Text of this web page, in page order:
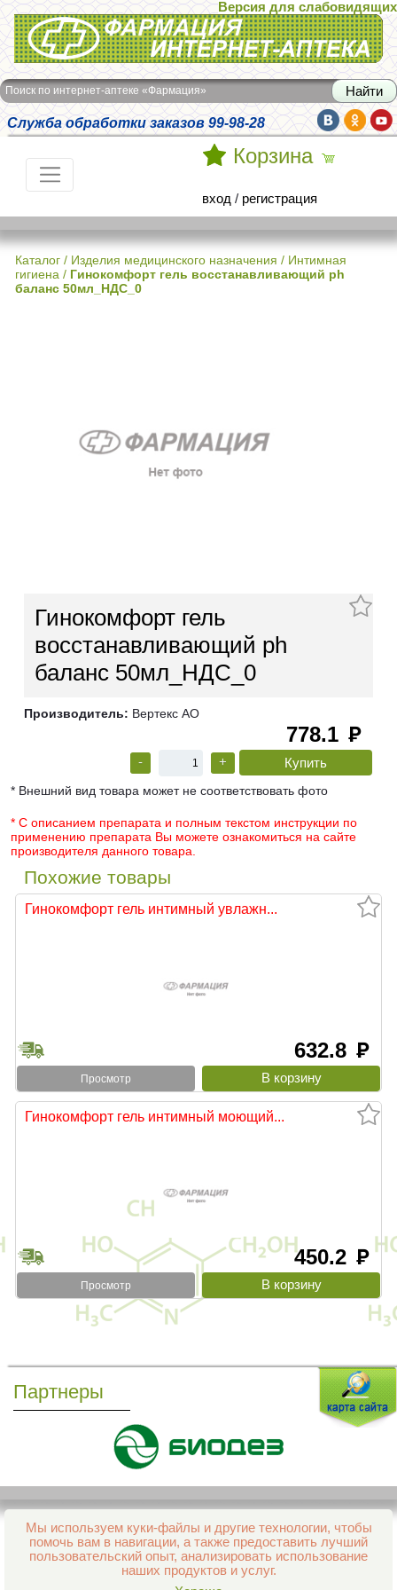
Интернет-аптека Фармация
Версия для слабовидящих
Поиск по интернет-аптеке «Фармация»
Служба обработки заказов 99-98-28
Корзина
вход / регистрация
Каталог / Изделия медицинского назначения / Интимная
гигиена / Гинокомфорт гель восстанавливающий ph
баланс 50мл_НДС_0
Гинокомфорт гель
восстанавливающий ph
баланс 50мл_НДС_0
Производитель: Вертекс АО
778.1 руб
- +
* Внешний вид товара может не соответствовать фото
* С описанием препарата и полным текстом инструкции по
применению препарата Вы можете ознакомиться на сайте
производителя данного товара.
Похожие товары
Гинокомфорт гель интимный увлажн...
632.8 руб
Просмотр
Гинокомфорт гель интимный моющий...
450.2 руб
Просмотр
Партнеры
Мы используем куки-файлы и другие технологии, чтобы
помочь вам в навигации, а также предоставить лучший
пользовательский опыт, анализировать использование
наших продуктов и услуг.
Все права защищены и охраняются законом
© 2013–2026 Интернет-аптека Фармация
support@aptekapenza.ru
Телефон: Служба обработки заказов 99-98-28